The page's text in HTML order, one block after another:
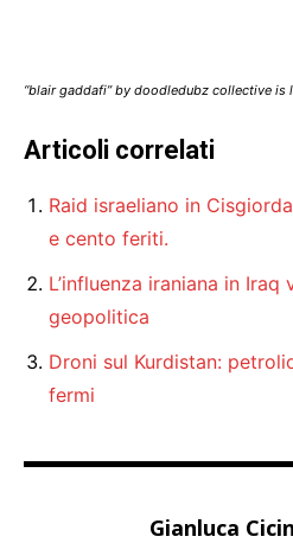
“blair gaddafi” by doodledubz collective is
Articoli correlati
Raid israeliano in
e cento feriti.
L’influenza iraniana in
geopolitica
Droni sul Kurdistan:
fermi
Gianluca